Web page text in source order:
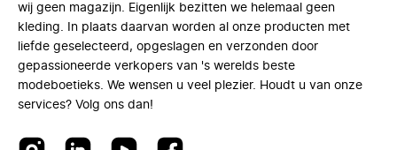
wij geen magazijn. Eigenlijk bezitten we helemaal geen
kleding. In plaats daarvan worden al onze producten met
liefde geselecteerd, opgeslagen en verzonden door
gepassioneerde verkopers van 's werelds beste
modeboetieks. We wensen u veel plezier. Houdt u van onze
services? Volg ons dan!